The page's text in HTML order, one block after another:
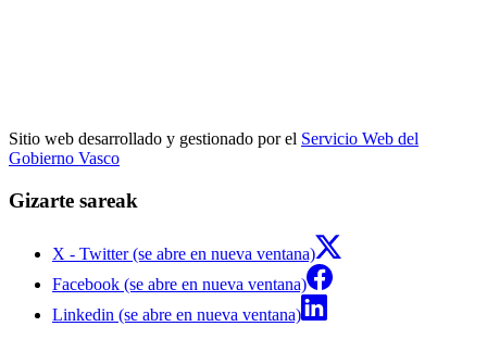
Sitio web desarrollado y gestionado por el Servicio Web del
Gobierno Vasco
Gizarte sareak
X - Twitter (se abre en nueva ventana)
Facebook (se abre en nueva ventana)
Linkedin (se abre en nueva ventana)